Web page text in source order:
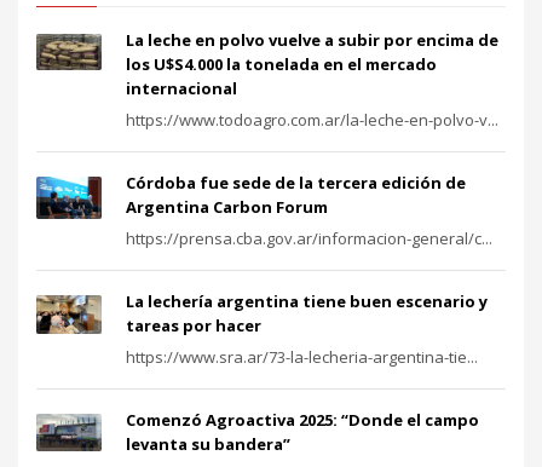
La leche en polvo vuelve a subir por encima de
los U$S4.000 la tonelada en el mercado
internacional
https://www.todoagro.com.ar/la-leche-en-polvo-v...
Córdoba fue sede de la tercera edición de
Argentina Carbon Forum
https://prensa.cba.gov.ar/informacion-general/c...
La lechería argentina tiene buen escenario y
tareas por hacer
https://www.sra.ar/73-la-lecheria-argentina-tie...
Comenzó Agroactiva 2025: “Donde el campo
levanta su bandera”